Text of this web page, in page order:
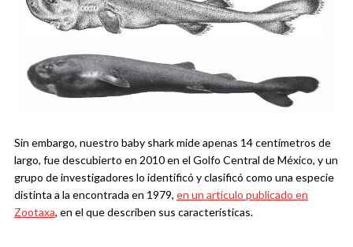
Sin embargo, nuestro baby shark mide apenas 14 centímetros de
largo, fue descubierto en 2010 en el Golfo Central de México, y un
grupo de investigadores lo identificó y clasificó como una especie
distinta a la encontrada en 1979, en un artículo publicado en
Zootaxa, en el que describen sus características.